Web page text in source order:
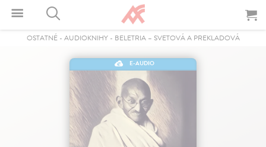
OSTATNÉ- AUDIOKNIHY- BELETRIA – SVETOVÁ A PREKLADOVÁ
E-AUDIO